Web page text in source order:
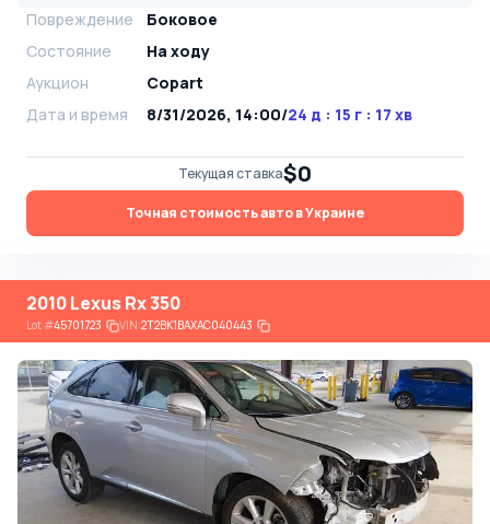
Повреждение
Боковое
Состояние
На ходу
Аукцион
Copart
Дата и время
8/31/2026, 14:00/24 д : 15 г : 17 хв
Текущая ставка$0
Точная стоимость авто в Украине
2010 Lexus Rx 350
Lot#45701723 VIN:2T2BK1BAXAC040443